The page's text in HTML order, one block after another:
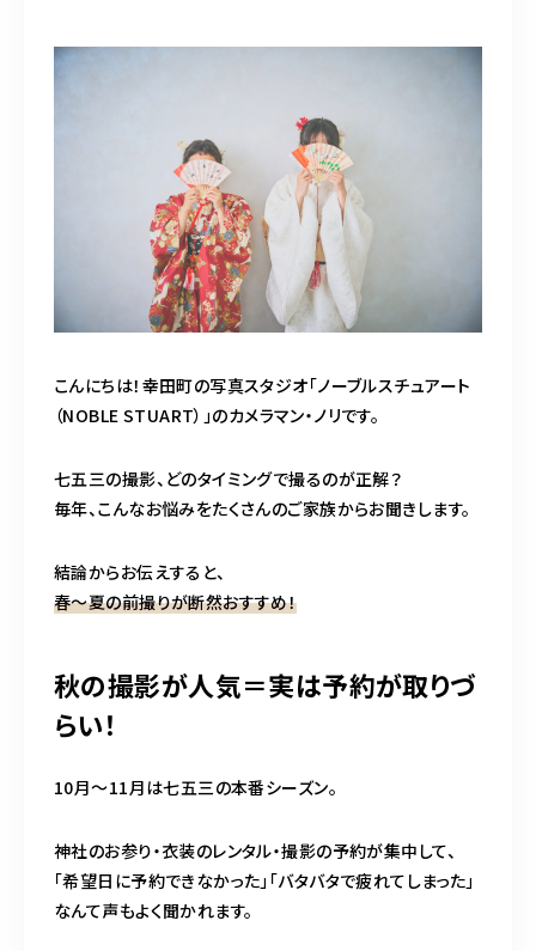
こんにちは！幸田町の写真スタジオ「ノーブルスチュアート
（NOBLE STUART）」のカメラマン・ノリです。
七五三の撮影、どのタイミングで撮るのが正解？
毎年、こんなお悩みをたくさんのご家族からお聞きします。
結論からお伝えすると、
春〜夏の前撮りが断然おすすめ！
秋の撮影が人気＝実は予約が取りづ
らい！
10月〜11月は七五三の本番シーズン。
神社のお参り・衣装のレンタル・撮影の予約が集中して、
「希望日に予約できなかった」「バタバタで疲れてしまった」
なんて声もよく聞かれます。
Web予約
LINEでのお問い合わせ